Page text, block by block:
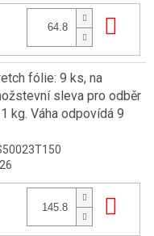
fólie: 9 ks, na
sleva pro odběr
kg. Váha odpovídá 9